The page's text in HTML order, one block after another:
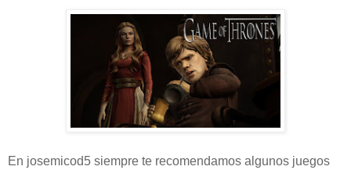
En josemicod5 siempre te recomendamos algunos juegos